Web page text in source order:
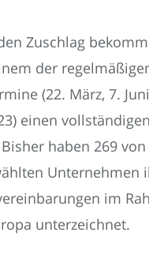
Zuschlag
der
(22. März, 7.
einen
haben 269
Unternehmen
im
unterzeichnet.